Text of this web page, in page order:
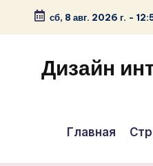
Перейти
содержимому
сб, 8 авг. 2026 г. -
Дизайн
Главная